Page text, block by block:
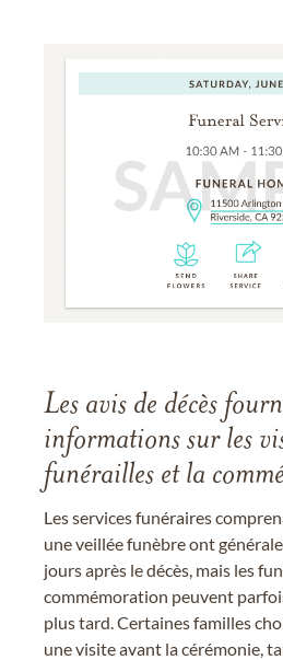
Les avis de décès
informations sur les
funérailles et la
Les services funéraires
une veillée funèbre ont
jours après le décès, mais les
commémoration peuvent
plus tard. Certaines familles
une visite avant la cérémonie,